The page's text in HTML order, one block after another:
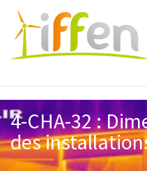
4-CHA-32 :
des